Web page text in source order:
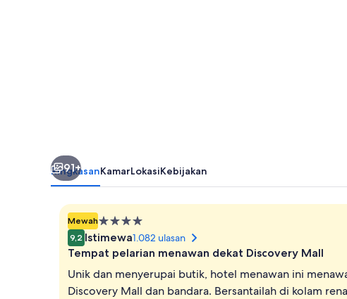
91+
RingkasanKamarLokasiKebijakan
MewahProperti
bintang
4.0
9,2 Istimewa1.082 ulasan
Tempat pelarian menawan dekat Discovery Mall
Unik dan menyerupai butik, hotel menawan ini
Discovery Mall dan bandara. Bersantailah di kolam